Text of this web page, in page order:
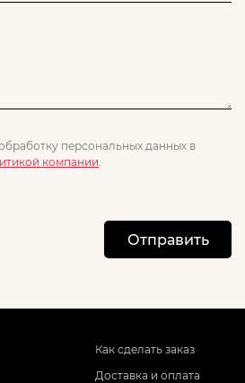
персональных данных в
компании
Отправить
Как сделать заказ
Доставка и оплата